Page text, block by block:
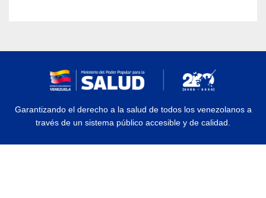
Garantizando el derecho a la salud de todos los venezolanos a
través de un sistema público accesible y de calidad.